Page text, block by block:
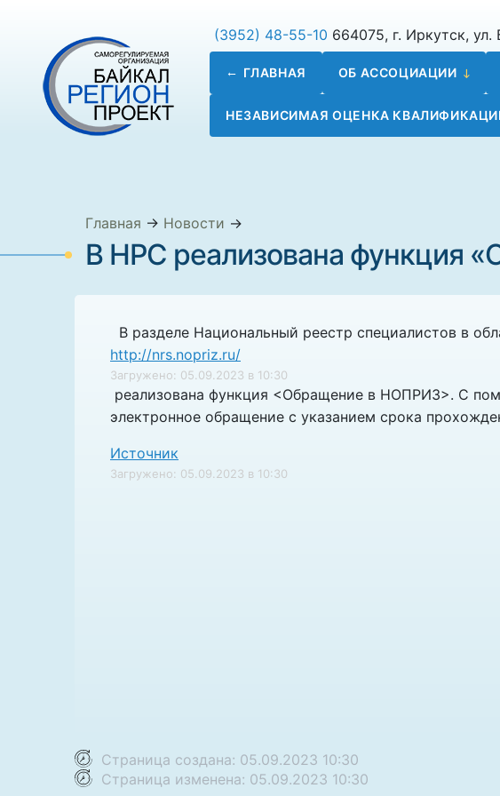
(3952) 48-55-10 664075, г. Иркутск, ул.
ГЛАВНАЯ ОБ АССОЦИАЦИИ
НЕЗАВИСИМАЯ ОЦЕНКА
Главная → Новости →
В НРС реализована функция
В разделе Национальный реестр специалистов в
http://nrs.nopriz.ru/
Загружено: 05.09.2023 в 10:30
реализована функция <Обращение в НОПРИЗ>. С
электронное обращение с указанием срока
Источник
Загружено: 05.09.2023 в 10:30
Страница создана: 05.09.2023 10:30
Страница изменена: 05.09.2023 10:30